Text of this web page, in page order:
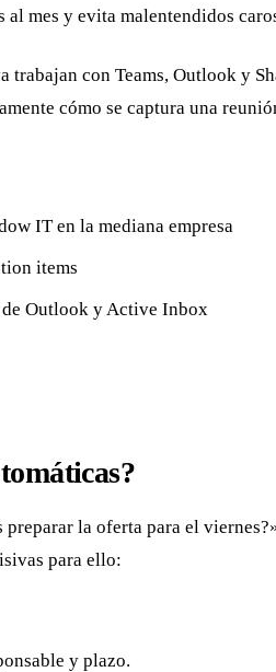
mes y evita malentendidos
trabajan con Teams, Outlook y
cómo se captura una
IT en la mediana empresa
items
de Outlook y Active Inbox
la oferta para el
para ello:
y plazo.